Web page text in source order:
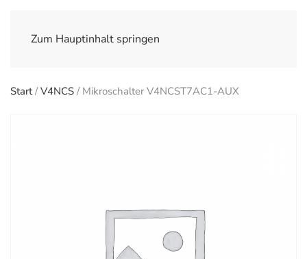
Zum Hauptinhalt springen
Start/V4NCS / Mikroschalter V4NCST7AC1-AUX